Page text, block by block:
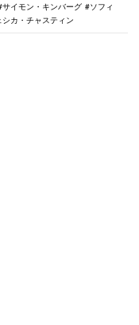
サイモン・キンバーグ
ソフィ
シカ・チャスティン